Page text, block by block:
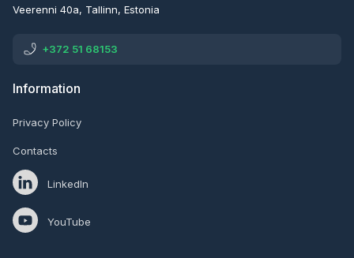
Veerenni 40a, Tallinn, Estonia
+372 51 68153
Information
Privacy Policy
Contacts
LinkedIn
YouTube